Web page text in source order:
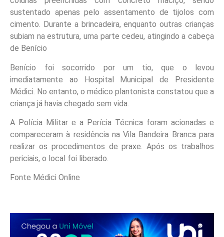
sustentado apenas pelo assentamento de tijolos com
cimento. Durante a brincadeira, enquanto outras crianças
subiam na estrutura, uma parte cedeu, atingindo a cabeça
de Benício
Benício foi socorrido por um tio, que o levou
imediatamente ao Hospital Municipal de Presidente
Médici. No entanto, o médico plantonista constatou que a
criança já havia chegado sem vida.
A Polícia Militar e a Perícia Técnica foram acionadas e
compareceram à residência na Vila Bandeira Branca para
realizar os procedimentos de praxe. Após os trabalhos
periciais, o local foi liberado.
Fonte Médici Online